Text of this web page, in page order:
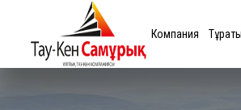
Компания